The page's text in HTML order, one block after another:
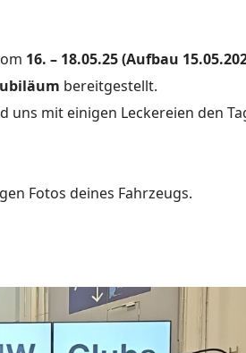
16. – 18.05.25 (Aufbau
bereitgestellt.
mit einigen Leckereien den
Fotos deines Fahrzeugs.